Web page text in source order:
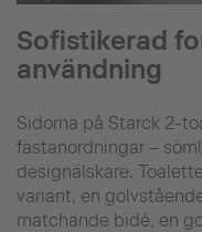
Sofistikerad
användning
Sidorna på Starck 2-
fästanordningar –
designälskare.
variant, en
matchande bidé, en